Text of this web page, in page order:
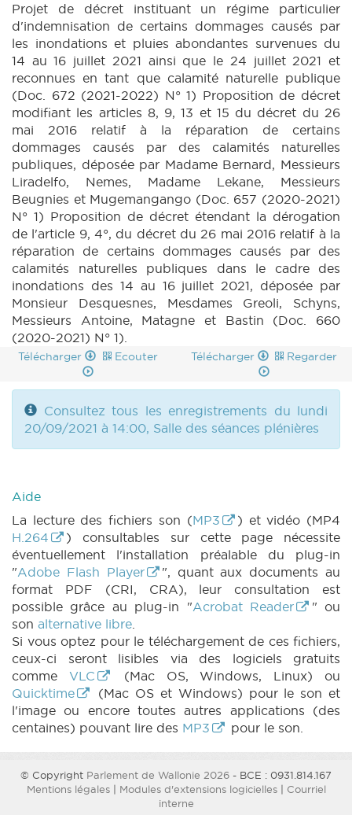
Projet de décret instituant un régime particulier
d'indemnisation de certains dommages causés par
les inondations et pluies abondantes survenues du
14 au 16 juillet 2021 ainsi que le 24 juillet 2021 et
reconnues en tant que calamité naturelle publique
(Doc. 672 (2021-2022) N° 1) Proposition de décret
modifiant les articles 8, 9, 13 et 15 du décret du 26
mai 2016 relatif à la réparation de certains
dommages causés par des calamités naturelles
publiques, déposée par Madame Bernard, Messieurs
Liradelfo, Nemes, Madame Lekane, Messieurs
Beugnies et Mugemangango (Doc. 657 (2020-2021)
N° 1) Proposition de décret étendant la dérogation
de l'article 9, 4°, du décret du 26 mai 2016 relatif à la
réparation de certains dommages causés par des
calamités naturelles publiques dans le cadre des
inondations des 14 au 16 juillet 2021, déposée par
Monsieur Desquesnes, Mesdames Greoli, Schyns,
Messieurs Antoine, Matagne et Bastin (Doc. 660
(2020-2021) N° 1).
Télécharger Ecouter Télécharger Regarder
Consultez tous les enregistrements du lundi
20/09/2021 à 14:00, Salle des séances plénières
Aide
La lecture des fichiers son (MP3
) et vidéo (MP4
H.264
) consultables sur cette page nécessite
éventuellement l'installation préalable du plug-in
"Adobe Flash Player
", quant aux documents au
format PDF (CRI, CRA), leur consultation est
possible grâce au plug-in "Acrobat Reader
" ou
son alternative libre.
Si vous optez pour le téléchargement de ces fichiers,
ceux-ci seront lisibles via des logiciels gratuits
comme VLC
(Mac OS, Windows, Linux) ou
Quicktime
(Mac OS et Windows) pour le son et
l'image ou encore toutes autres applications (des
centaines) pouvant lire des MP3 pour le son.
© Copyright Parlement de Wallonie 2026 - BCE : 0931.814.167
Mentions légales| Modules d'extensions logicielles| Courriel
interne